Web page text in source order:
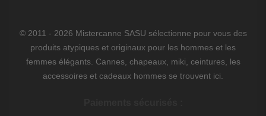
© 2011 - 2026 Mistercanne SASU sélectionne pour vous des
produits atypiques et originaux pour les hommes et les
femmes élégants. Cannes, chapeaux, miki, ceintures, les
accessoires et cadeaux hommes se trouvent ici.